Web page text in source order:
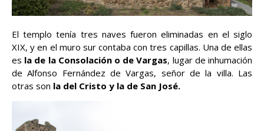
El templo tenía tres naves fueron eliminadas en el siglo
XIX, y en el muro sur contaba con tres capillas. Una de ellas
es la de la Consolación o de Vargas, lugar de inhumación
de Alfonso Fernández de Vargas, señor de la villa. Las
otras son la del Cristo y la de San José.